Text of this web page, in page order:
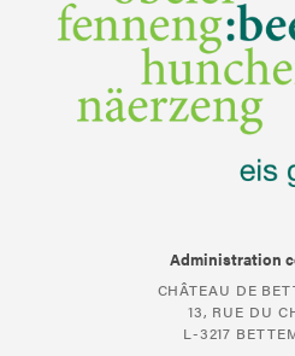
Administration
CHÂTEAU DE
13, RUE DU
L-3217